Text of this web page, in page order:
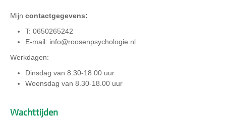
Mijn contactgegevens:
T: 0650265242
E-mail: info@roosenpsychologie.nl​
Werkdagen:
Dinsdag van 8.30-18.00 uur
Woensdag van 8.30-18.00 uur
Wachttijden